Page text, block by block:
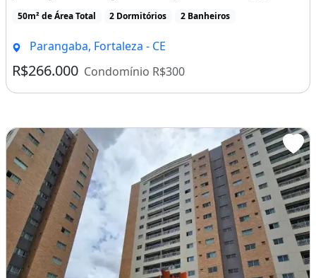
50m² de Área Total 2 Dormitórios 2 Banheiros
Parangaba, Fortaleza - CE
R$266.000 Condomínio R$300